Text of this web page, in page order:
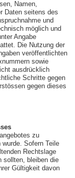
Namen,
Daten seitens des
und
möglich und
Angabe
Die Nutzung der
veröffentlichten
sowie
ausdrücklich
Schritte gegen
gegen dieses
zu
Sofern Teile
Rechtslage
sollten, bleiben die
Gültigkeit davon